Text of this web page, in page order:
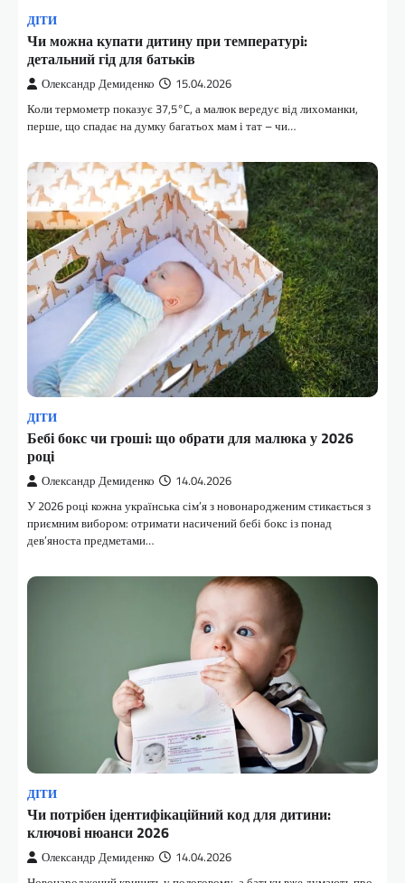
ДІТИ
Чи можна купати дитину при температурі:
детальний гід для батьків
Олександр Демиденко 15.04.2026
Коли термометр показує 37,5°C, а малюк вередує від лихоманки,
перше, що спадає на думку багатьох мам і тат – чи…
ДІТИ
Бебі бокс чи гроші: що обрати для малюка у 2026
році
Олександр Демиденко 14.04.2026
У 2026 році кожна українська сім’я з новонародженим стикається з
приємним вибором: отримати насичений бебі бокс із понад
дев’яноста предметами…
ДІТИ
Чи потрібен ідентифікаційний код для дитини:
ключові нюанси 2026
Олександр Демиденко 14.04.2026